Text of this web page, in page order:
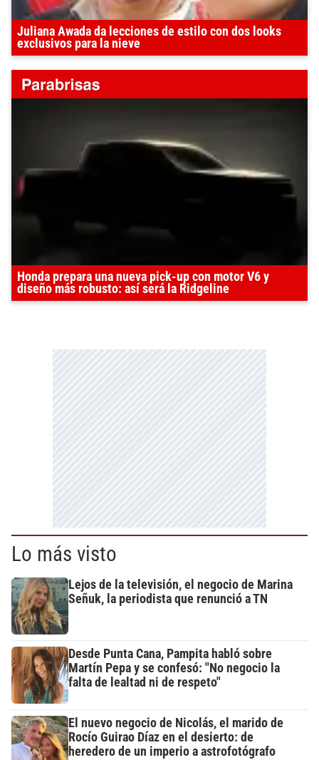
Juliana Awada da lecciones de estilo con dos looks
exclusivos para la nieve
Honda prepara una nueva pick-up con motor V6 y
diseño más robusto: así será la Ridgeline
Lo más visto
Lejos de la televisión, el negocio de Marina
Señuk, la periodista que renunció a TN
Desde Punta Cana, Pampita habló sobre
Martín Pepa y se confesó: "No negocio la
falta de lealtad ni de respeto"
El nuevo negocio de Nicolás, el marido de
Rocío Guirao Díaz en el desierto: de
heredero de un imperio a astrofotógrafo